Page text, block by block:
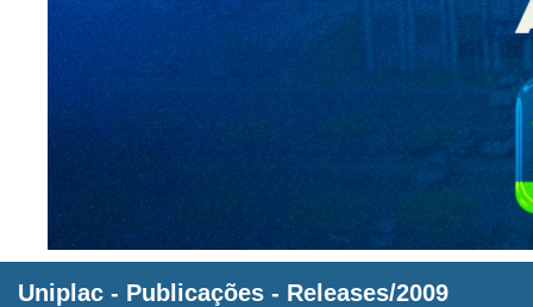
Uniplac - Publicações - Releases/2009